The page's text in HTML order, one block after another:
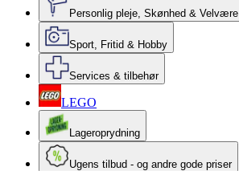
Personlig pleje, Skønhed & Velvære
Sport, Fritid & Hobby
Services & tilbehør
LEGO
Lageroprydning
Ugens tilbud - og andre gode priser